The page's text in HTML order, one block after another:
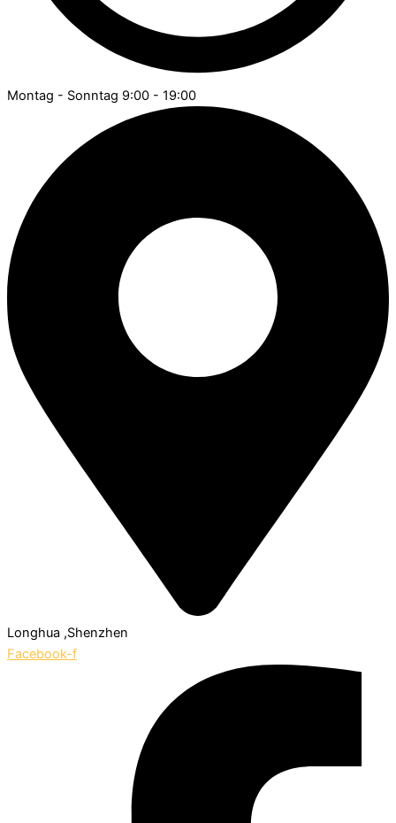
Montag - Sonntag 9:00 - 19:00
Longhua ,Shenzhen
Facebook-f